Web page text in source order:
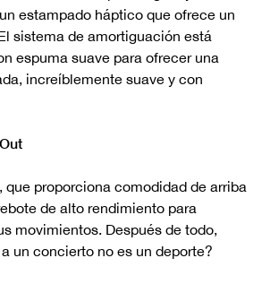
estampado háptico que ofrece un
sistema de amortiguación está
espuma suave para ofrecer una
increíblemente suave y con
que proporciona comodidad de arriba
de alto rendimiento para
movimientos. Después de todo,
un concierto no es un deporte?